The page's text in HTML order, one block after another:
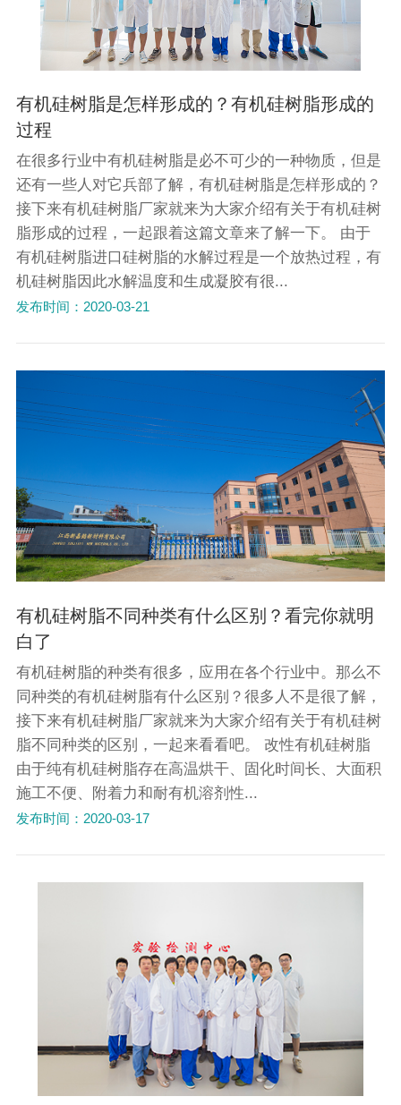
有机硅树脂是怎样形成的？有机硅树脂形成的
过程
在很多行业中有机硅树脂是必不可少的一种物质，但是
还有一些人对它兵部了解，有机硅树脂是怎样形成的？
接下来有机硅树脂厂家就来为大家介绍有关于有机硅树
脂形成的过程，一起跟着这篇文章来了解一下。 由于
有机硅树脂进口硅树脂的水解过程是一个放热过程，有
机硅树脂因此水解温度和生成凝胶有很...
发布时间：2020-03-21
有机硅树脂不同种类有什么区别？看完你就明
白了
有机硅树脂的种类有很多，应用在各个行业中。那么不
同种类的有机硅树脂有什么区别？很多人不是很了解，
接下来有机硅树脂厂家就来为大家介绍有关于有机硅树
脂不同种类的区别，一起来看看吧。 改性有机硅树脂
由于纯有机硅树脂存在高温烘干、固化时间长、大面积
施工不便、附着力和耐有机溶剂性...
发布时间：2020-03-17